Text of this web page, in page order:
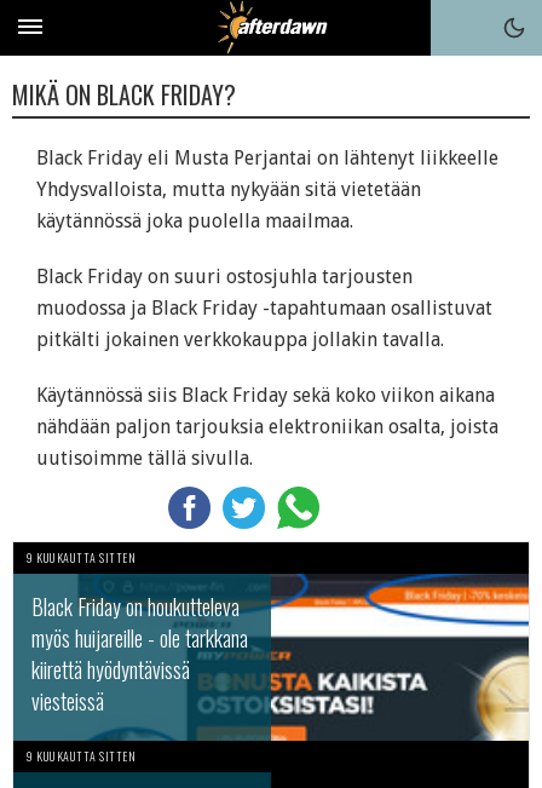
MIKÄ ON BLACK FRIDAY?
Black Friday eli Musta Perjantai on lähtenyt liikkeelle
Yhdysvalloista, mutta nykyään sitä vietetään
käytännössä joka puolella maailmaa.
Black Friday on suuri ostosjuhla tarjousten
muodossa ja Black Friday -tapahtumaan osallistuvat
pitkälti jokainen verkkokauppa jollakin tavalla.
Käytännössä siis Black Friday sekä koko viikon aikana
nähdään paljon tarjouksia elektroniikan osalta, joista
uutisoimme tällä sivulla.
9 KUUKAUTTA SITTEN
Black Friday on houkutteleva
myös huijareille - ole tarkkana
kiirettä hyödyntävissä
viesteissä
9 KUUKAUTTA SITTEN